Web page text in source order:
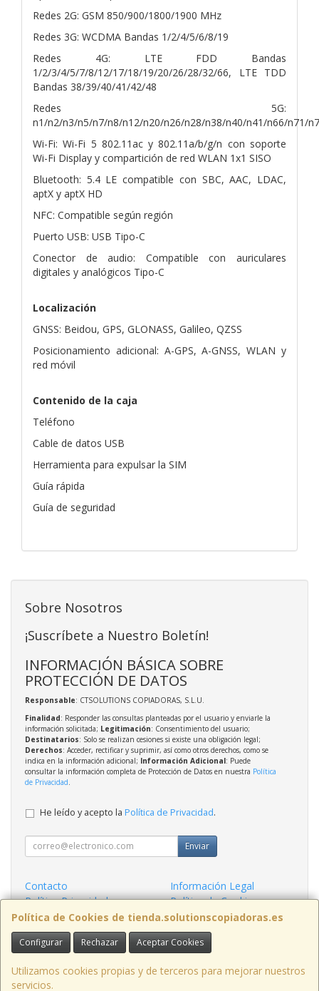
Redes 2G: GSM 850/900/1800/1900 MHz
Redes 3G: WCDMA Bandas 1/2/4/5/6/8/19
Redes 4G: LTE FDD Bandas
1/2/3/4/5/7/8/12/17/18/19/20/26/28/32/66, LTE TDD
Bandas 38/39/40/41/42/48
Redes 5G:
n1/n2/n3/n5/n7/n8/n12/n20/n26/n28/n38/n40/n41/n66/n71/
Wi-Fi: Wi-Fi 5 802.11ac y 802.11a/b/g/n con soporte
Wi-Fi Display y compartición de red WLAN 1x1 SISO
Bluetooth: 5.4 LE compatible con SBC, AAC, LDAC,
aptX y aptX HD
NFC: Compatible según región
Puerto USB: USB Tipo-C
Conector de audio: Compatible con auriculares
digitales y analógicos Tipo-C
Localización
GNSS: Beidou, GPS, GLONASS, Galileo, QZSS
Posicionamiento adicional: A-GPS, A-GNSS, WLAN y
red móvil
Contenido de la caja
Teléfono
Cable de datos USB
Herramienta para expulsar la SIM
Guía rápida
Guía de seguridad
Política de Cookies de tienda.solutionscopiadoras.es
Configurar Rechazar Aceptar Cookies
Utilizamos cookies propias y de terceros para mejorar nuestros
servicios.
Sobre Nosotros
¡Suscríbete a Nuestro Boletín!
INFORMACIÓN BÁSICA SOBRE
PROTECCIÓN DE DATOS
Responsable: CTSOLUTIONS COPIADORAS, S.L.U.
Finalidad: Responder las consultas planteadas por el usuario y enviarle la
información solicitada; Legitimación: Consentimiento del usuario;
Destinatarios: Solo se realizan cesiones si existe una obligación legal;
Derechos: Acceder, rectificar y suprimir, así como otros derechos, como se
indica en la información adicional; Información Adicional: Puede
consultar la información completa de Protección de Datos en nuestra Política
de Privacidad
He leído y acepto la Política de Privacidad.
Enviar
Contacto
Información Legal
Política Privacidad
Política de Cookies
Condiciones de Compra
Formas de Pago
Contacto
info@solutionscopiadoras.es